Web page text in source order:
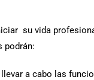
su vida
podrán:
a cabo las